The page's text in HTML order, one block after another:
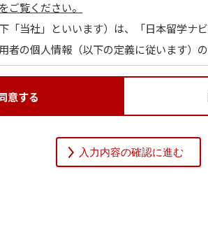
ご覧ください。
「当社」といいます）は、「日本留学ナ
者の個人情報（以下の定義に従います）
きるものをいいます。また、その情報の
者個人を識別できるものも個人情報に含ま
意する